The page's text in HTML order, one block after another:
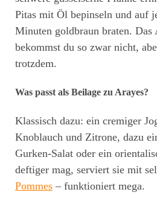
Pitas mit Öl bepinseln und auf
Minuten goldbraun braten.
bekommst du so zwar nicht,
trotzdem.
Was passt als Beilage zu Arayes?
Klassisch dazu: ein cremiger
Knoblauch und Zitrone, dazu
Gurken-Salat oder ein
deftiger mag, serviert sie mit
Pommes – funktioniert mega.